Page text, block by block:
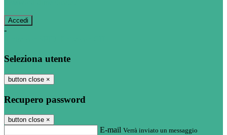
-
Seleziona utente
button close ×
Recupero password
button close ×
E-mail Verrà inviato un messaggio